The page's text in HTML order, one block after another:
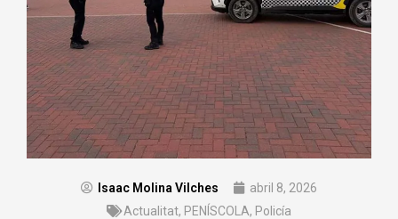
Isaac Molina Vilches
abril 8, 2026
Actualitat, PENÍSCOLA, Policía